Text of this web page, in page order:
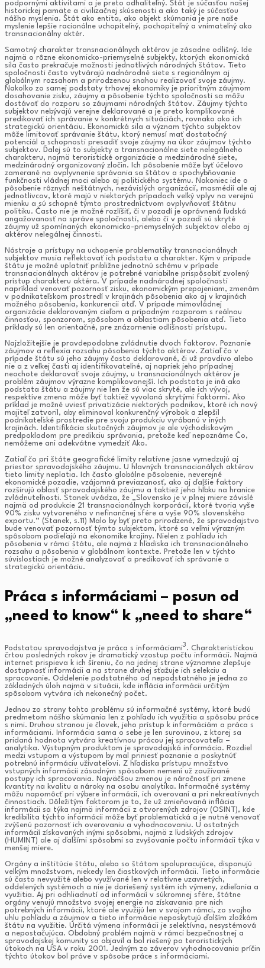
podpornými aktivitami a je preto odhaliteľný. Štát je súčasťou našej
historickej pamäte a civilizačnej skúsenosti a ako taký je súčasťou
nášho myslenia. Štát ako entita, ako objekt skúmania je pre naše
myslenie lepšie racionálne uchopiteľný, pochopiteľný a vnímateľný ako
transnacionálny aktér.
Samotný charakter transnacionálnych aktérov je zásadne odlišný. Ide
najmä o rôzne ekonomicko-priemyselné subjekty, ktorých ekonomická
sila často prekračuje možnosti jednotlivých národných štátov. Tieto
spoločnosti často vytvárajú nadnárodné siete s regionálnym aj
globálnym rozsahom a prirodzenou snahou realizovať svoje záujmy.
Nakoľko zo samej podstaty trhovej ekonomiky je prioritným záujmom
dosahovanie zisku, záujmy a pôsobenie týchto spoločnosti sa môžu
dostávať do rozporu so záujmami národných štátov. Záujmy týchto
subjektov nebývajú verejne deklarované a je preto komplikované
predikovať ich správanie v konkrétnych situáciách, rovnako ako ich
strategickú orientáciu. Ekonomická sila a význam týchto subjektov
môže limitovať správanie štátu, ktorý nemusí mať dostatočný
potenciál a schopnosti presadiť svoje záujmy na úkor záujmov týchto
subjektov. Ďalej sú to subjekty a transnacionálne siete nelegálneho
charakteru, najmä teroristické organizácie a medzinárodné siete,
medzinárodný organizovaný zločin. Ich pôsobenie môže byť účelovo
zamerané na ovplyvnenie správania sa štátov a spochybňovanie
funkčnosti vládnej moci alebo aj politického systému. Nakoniec ide o
pôsobenie rôznych neštátnych, nezávislých organizácií, masmédií ale aj
jednotlivcov, ktoré majú v niektorých prípadoch veľký vplyv na verejnú
mienku a sú schopné týmto prostredníctvom ovplyvňovať štátnu
politiku. Často nie je možné rozlíšiť, či v pozadí je oprávnená ľudská
angažovanosť na správe spoločnosti, alebo či v pozadí sú skryté
záujmy už spomínaných ekonomicko-priemyselných subjektov alebo aj
aktérov nelegálnej činnosti.
Nástroje a prístupy na uchopenie problematiky transnacionálnych
subjektov musia reflektovať ich podstatu a charakter. Kým v prípade
štátu je možné uplatniť približne jednotnú schému v prípade
transnacionálnych aktérov je potrebné variabilne prispôsobiť zvolený
prístup charakteru aktéra. V prípade nadnárodnej spoločnosti
napríklad venovať pozornosť zisku, ekonomickým prepojeniam, zmenám
v podnikateľskom prostredí v krajinách pôsobenia ako aj v krajinách
možného pôsobenia, konkurencii atď. V prípade mimovládnej
organizácie deklarovaným cieľom a prípadným rozporom s reálnou
činnosťou, sponzorom, spôsobom a oblastiam pôsobenia atď. Tieto
príklady sú len orientačné, pre znázornenie odlišnosti prístupu.
Najzložitejšie je pravdepodobne zvládnutie dvoch faktorov. Poznanie
záujmov a reflexia rozsahu pôsobenia týchto aktérov. Zatiaľ čo v
prípade štátu sú jeho záujmy často deklarované, či už pravdivo alebo
nie a z veľkej časti aj identifikovateľné, aj napriek jeho prípadnej
neochote deklarovať svoje záujmy, u transnacionálnych aktérov je
problém záujmov výrazne komplikovanejší. Ich podstata je iná ako
podstata štátu a záujmy nie len že sú viac skryté, ale ich vývoj,
respektíve zmena môže byť taktiež vyvolaná skrytými faktormi. Ako
príklad je možné uviesť privatizácie niektorých podnikov, ktoré ich nový
majiteľ zatvoril, aby eliminoval konkurenčný výrobok a zlepšil
podnikateľské prostredie pre svoju produkciu vyrábanú v iných
krajinách. Identifikácia skutočných záujmov je ale východiskovým
predpokladom pre predikciu správania, pretože keď nepoznáme Čo,
nemôžeme ani adekvátne vymedziť Ako.
Zatiaľ čo pri štáte geografické limity relatívne jasne vymedzujú aj
priestor spravodajského záujmu. U hlavných transnacionálych aktérov
tieto limity neplatia. Ich často globálne pôsobenie, neverejné
ekonomické pozadie, vzájomná previazanosť, ako aj ďalšie faktory
rozširujú oblasť spravodajského záujmu a taktiež jeho hĺbku na hranice
zvládnuteľnosti. Stanek uvádza, že „Slovensko je v plnej miere závislé
najmä od produkcie 21 transnacionálnych korporácií, ktoré tvoria vyše
90% zisku vytvoreného v nefinančnej sfére a vyše 90% slovenského
exportu.“ (Stanek, s.11) Malo by byť preto prirodzené, že spravodajstvo
bude venovať pozornosť týmto subjektom, ktoré sa veľmi výrazným
spôsobom podieľajú na ekonomike krajiny. Nielen z pohľadu ich
pôsobenia v rámci štátu, ale najmä z hľadiska ich transnacionálneho
rozsahu a pôsobenia v globálnom kontexte. Pretože len v týchto
súvislostiach je možné analyzovať a predikovať ich správanie a
strategickú orientáciu.
Práca s informáciami – posun od
„need to know“ k „need to share“
Podstatou spravodajstva je práca s informáciami3. Charakteristickou
črtou posledných rokov je dramatický vzostup počtu informácii. Najmä
internet prispieva k ich šíreniu, čo na jednej strane významne zlepšuje
dostupnosť informácii a na strane druhej sťažuje ich selekciu a
spracovanie. Oddelenie podstatného od nepodstatného je jedna zo
základných úloh najmä v situácii, kde inflácia informácii určitým
spôsobom vytvára ich nekonečný počet.
Jednou zo strany tohto problému sú informačné systémy, ktoré budú
predmetom nášho skúmania len z pohľadu ich využitia a spôsobu práce
s nimi. Druhou stranou je človek, jeho prístup k informáciám a práca s
informáciami. Informácia sama o sebe je len surovinou, z ktorej sa
pridaná hodnota vytvára kreatívnou prácou jej spracovateľa –
analytika. Výstupným produktom je spravodajská informácia. Rozdiel
medzi vstupom a výstupom by mal priniesť poznanie a poskytnúť
potrebnú informáciu užívateľovi. Z hľadiska prístupu množstvo
vstupných informácii zásadným spôsobom nemení už zaužívané
postupy ich spracovania. Najväčšou zmenou je náročnosť pri zmene
kvantity na kvalitu a nároky na osobu analytika. Informačné systémy
môžu napomôcť pri výbere informácii, ich overovaní a pri nekreatívnych
činnostiach. Dôležitým faktorom je to, že už zmieňovaná inflácia
informácii sa týka najmä informácii z otvorených zdrojov (OSINT), kde
kredibilita týchto informácii môže byť problematická a je nutné venovať
zvýšenú pozornosť ich overovaniu a vyhodnocovaniu. U ostatných
informácií získavaných inými spôsobmi, najmä z ľudských zdrojov
(HUMINT) ale aj ďalšími spôsobmi sa zvyšovanie počtu informácii týka v
menšej miere.
Orgány a inštitúcie štátu, alebo so štátom spolupracujúce, disponujú
veľkým množstvom, niekedy len čiastkových informácii. Tieto informácie
sú často nevyužité alebo využívané len v relatívne uzavretých,
oddelených systémoch a nie je doriešený systém ich výmeny, zdieľania a
využitia. Aj pri odhliadnutí od informácií v súkromnej sfére, štátne
orgány venujú množstvo svojej energie na získavania pre nich
potrebných informácii, ktoré ale využijú len v svojom rámci, zo svojho
uhlu pohľadu a záujmov a tieto informácie neposkytujú ďalším zložkám
štátu na využitie. Určitá výmena informácii je selektívna, nesystémová
a nepostačujúca. Obdobný problém najmä v rámci bezpečnostnej a
spravodajskej komunity sa objavil a bol riešený po teroristických
útokoch na USA v roku 2001. Jedným zo záverov vyhodnocovania príčin
týchto útokov bol práve v spôsobe práce s informáciami.